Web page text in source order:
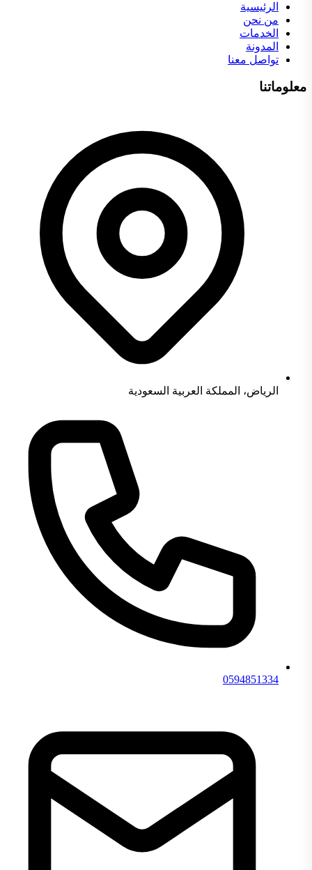
الرئيسية
من نحن
الخدمات
المدونة
تواصل معنا
معلوماتنا
الرياض، المملكة العربية السعودية
0594851334